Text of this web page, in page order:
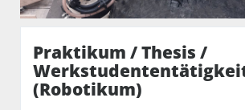
Praktikum / Thesis /
(Robotikum)